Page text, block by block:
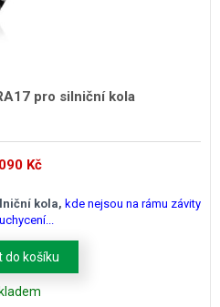
pro silniční kola
Kč
kola, kde nejsou na rámu závity
do košíku